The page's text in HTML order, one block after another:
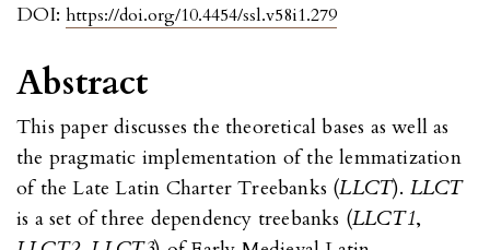
DOI: https://doi.org/10.4454/ssl.v58i1.279
Abstract
This paper discusses the theoretical bases as well as
the pragmatic implementation of the lemmatization
of the Late Latin Charter Treebanks (LLCT). LLCT
is a set of three dependency treebanks (LLCT1,